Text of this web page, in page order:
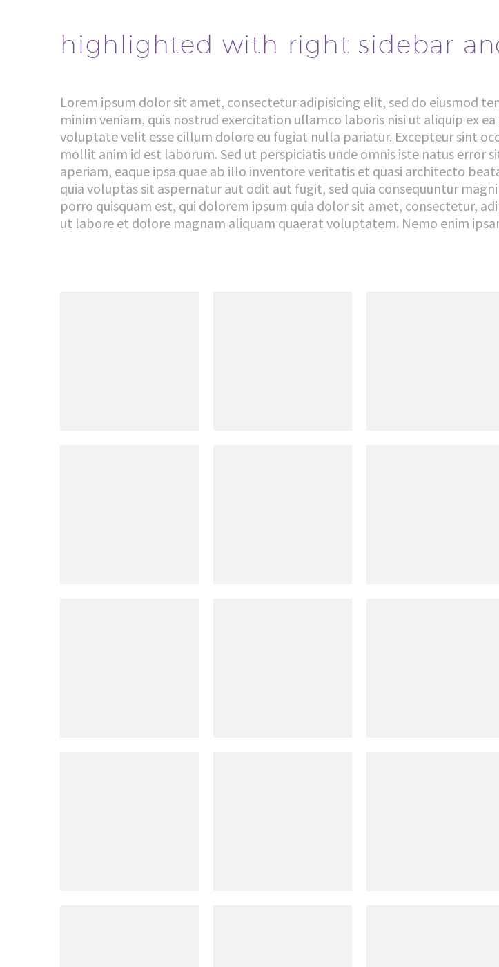
highlighted with right sidebar
Lorem ipsum dolor sit amet, consectetur adipisicing elit, sed do eiusmod
minim veniam, quis nostrud exercitation ullamco laboris nisi ut aliquip ex
voluptate velit esse cillum dolore eu fugiat nulla pariatur. Excepteur sint
mollit anim id est laborum. Sed ut perspiciatis unde omnis iste natus
aperiam, eaque ipsa quae ab illo inventore veritatis et quasi architecto
quia voluptas sit aspernatur aut odit aut fugit, sed quia consequuntur
porro quisquam est, qui dolorem ipsum quia dolor sit amet, consectetur,
ut labore et dolore magnam aliquam quaerat voluptatem. Nemo enim